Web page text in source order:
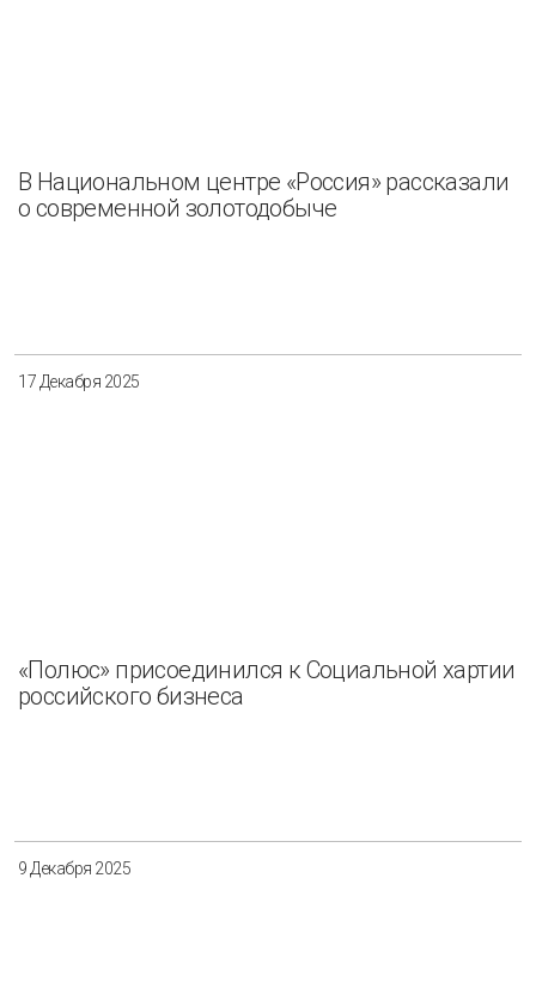
В Национальном центре «Россия» рассказали
о современной золотодобыче
17 Декабря 2025
«Полюс» присоединился к Социальной хартии
российского бизнеса
9 Декабря 2025